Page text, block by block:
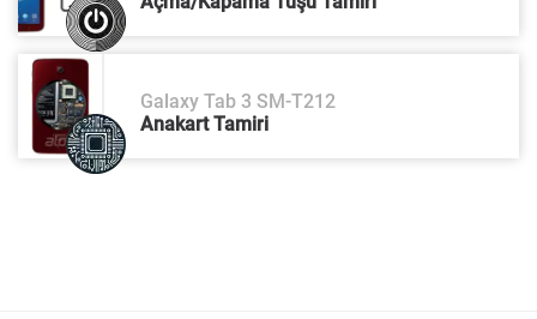
Galaxy Tab 3 SM-T212
Anakart Tamiri